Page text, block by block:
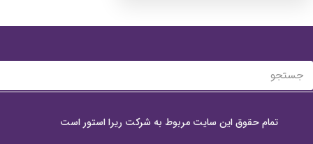
تمام حقوق این سایت مربوط به شرکت ریرا استور است